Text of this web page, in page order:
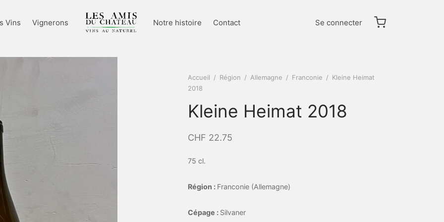
Vins Vignerons Notre histoire Contact Se connecter
Accueil / Région / Allemagne / Franconie / Kleine Heimat
2018
Kleine Heimat 2018
CHF 22.75
75 cl.
Région : Franconie (Allemagne)
Cépage : Silvaner